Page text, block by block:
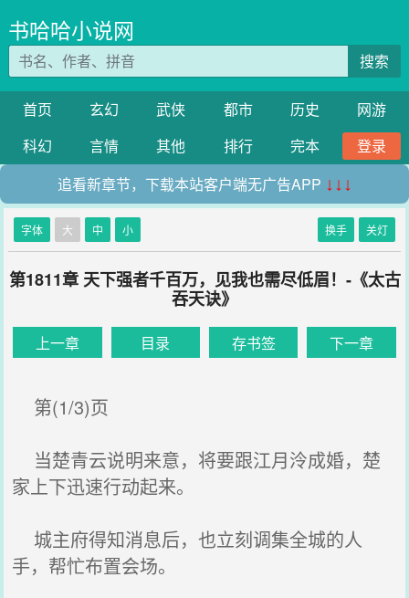
书哈哈小说网
搜索
首页 玄幻 武侠 都市 历史
网游
科幻
言情 其他 排行 完本
登录
追看新章节，下载本站客户端无广告APP ↓↓↓
字体 大 中 小 换手 关灯
第1811章 天下强者千百万，见我也需尽低眉！-《太古
吞天诀》
上一章 目录 存书签 下一章
第(1/3)页
当楚青云说明来意，将要跟江月泠成婚，楚
家上下迅速行动起来。
城主府得知消息后，也立刻调集全城的人
手，帮忙布置会场。